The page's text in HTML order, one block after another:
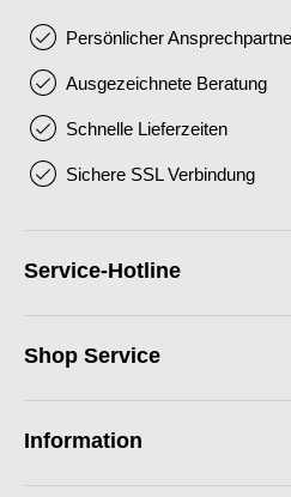
Persönlicher
Ausgezeichnete Beratung
Schnelle Lieferzeiten
Sichere SSL Verbindung
Service-Hotline
Shop Service
Information